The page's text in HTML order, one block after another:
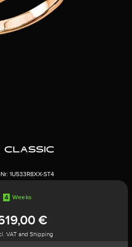
1U533R8XX-ST4
4 Weeks
€
VAT and Shipping